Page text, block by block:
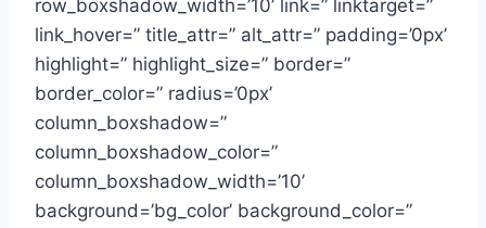
row_boxshadow_width=’10’ link=” linktarget=”
link_hover=” title_attr=” alt_attr=” padding=’0px’
highlight=” highlight_size=” border=”
border_color=” radius=’0px’
column_boxshadow=”
column_boxshadow_color=”
column_boxshadow_width=’10’
background=’bg_color’ background_color=”